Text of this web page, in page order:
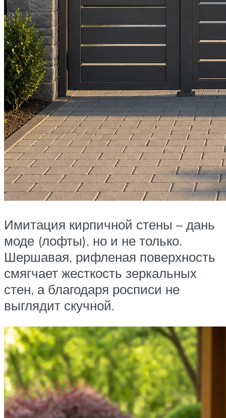
Имитация кирпичной стены – дань
моде (лофты), но и не только.
Шершавая, рифленая поверхность
смягчает жесткость зеркальных
стен, а благодаря росписи не
выглядит скучной.